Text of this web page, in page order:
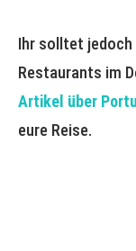
Ihr solltet jedoch
Restaurants im
Artikel über
eure Reise.